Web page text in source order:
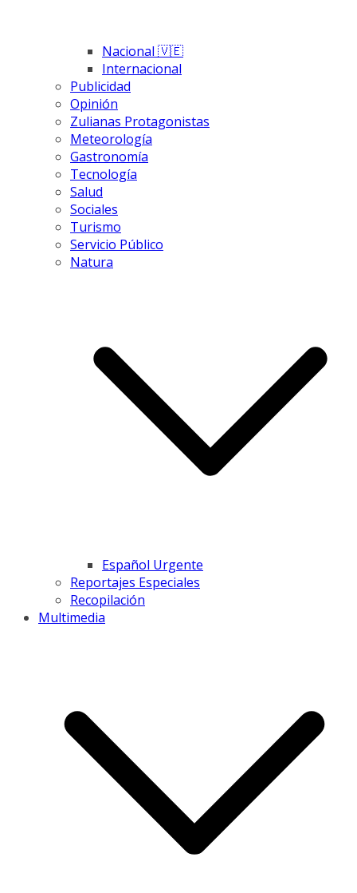
Nacional 🇻🇪
Internacional
Publicidad
Opinión
Zulianas Protagonistas
Meteorología
Gastronomía
Tecnología
Salud
Sociales
Turismo
Servicio Público
Natura
Español Urgente
Reportajes Especiales
Recopilación
Multimedia